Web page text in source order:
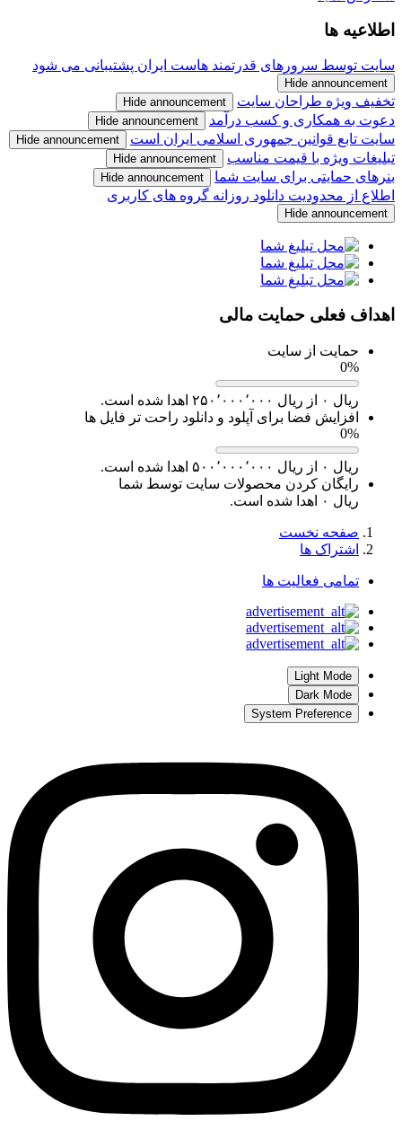
اطلاعیه ها
سایت توسط سرورهای قدرتمند هاست ایران پشتیبانی می شود
Hide announcement
تخفیف ویژه طراحان سایت Hide announcement
دعوت به همکاری و کسب درآمد Hide announcement
سایت تابع قوانین جمهوری اسلامی ایران است Hide announcement
تبلیغات ویژه با قیمت مناسب Hide announcement
بنرهای حمایتی برای سایت شما Hide announcement
اطلاع از محدودیت دانلود روزانه گروه های کاربری
Hide announcement
اهداف فعلی حمایت مالی
حمایت از سایت
0%
افزایش فضا برای آپلود و دانلود راحت تر فایل ها
0%
رایگان کردن محصولات سایت توسط شما
صفحه نخست
اشتراک ها
تمامی فعالیت ها
Light Mode
Dark Mode
System Preference